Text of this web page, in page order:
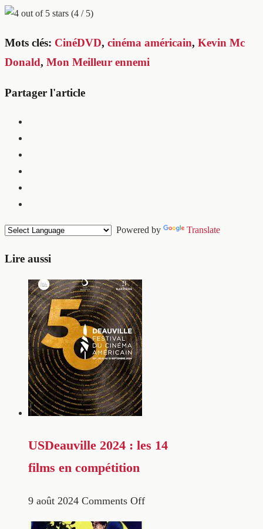
(4 / 5)
Mots clés: CinéDVD, cinéma américain, Kevin Mc
Donald, Mon Meilleur ennemi
Partager l'article
Powered by Translate
Lire aussi
USDeauville 2024 : les 14
films en compétition
9 août 2024 Comments Off